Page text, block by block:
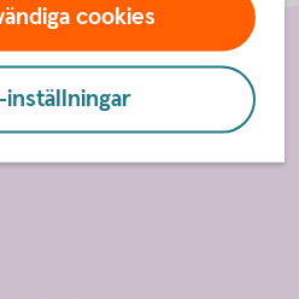
cookies
inställningar